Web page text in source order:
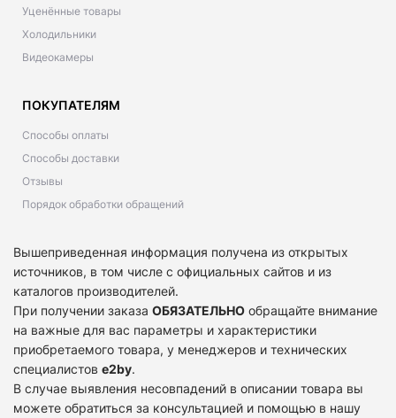
Уценённые товары
Холодильники
Видеокамеры
ПОКУПАТЕЛЯМ
Способы оплаты
Способы доставки
Отзывы
Порядок обработки обращений
Вышеприведенная информация получена из открытых
источников, в том числе с официальных сайтов и из
каталогов производителей.
При получении заказа ОБЯЗАТЕЛЬНО обращайте внимание
на важные для вас параметры и характеристики
приобретаемого товара, у менеджеров и технических
специалистов e2by.
В случае выявления несовпадений в описании товара вы
можете обратиться за консультацией и помощью в нашу